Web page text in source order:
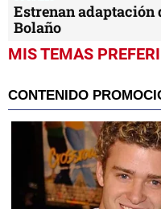
Estrenan adaptación
Bolaño
MIS TEMAS